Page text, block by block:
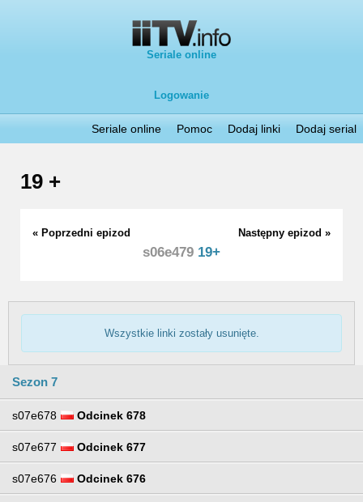
Seriale online
Logowanie
Seriale online Pomoc Dodaj linki Dodaj serial
19 +
« Poprzedni epizod Następny epizod »
s06e479 19+
Wszystkie linki zostały usunięte.
Sezon 7
s07e678 Odcinek 678
s07e677 Odcinek 677
s07e676 Odcinek 676